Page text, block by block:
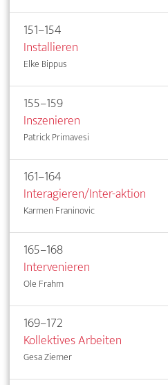
151–154
Installieren
Elke Bippus
155–159
Inszenieren
Patrick Primavesi
161–164
Interagieren/Inter-aktion
Karmen Franinovic
165–168
Intervenieren
Ole Frahm
169–172
Kollektives Arbeiten
Gesa Ziemer